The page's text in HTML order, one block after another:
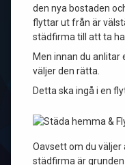
den nya bostaden
flyttar ut från är
städfirma till att ta
Men innan du
väljer den rätta.
Detta ska ingå i en
Oavsett om du väljer
städfirma är